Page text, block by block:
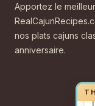
Apportez le
nos plats cajuns
anniversaire.